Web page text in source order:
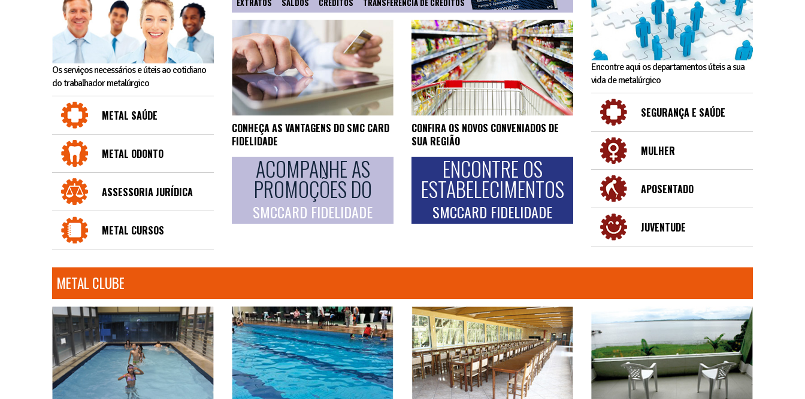
Os serviços necessários e úteis ao cotidiano
do trabalhador metalúrgico
METAL SAÚDE
METAL ODONTO
ASSESSORIA JURÍDICA
METAL CURSOS
CONHEÇA AS VANTAGENS DO SMC CARD
FIDELIDADE
ACOMPANHE AS
PROMOÇÕES DO
SMCCARD FIDELIDADE
CONFIRA OS NOVOS CONVENIADOS DE
SUA REGIÃO
ENCONTRE OS
ESTABELECIMENTOS
SMCCARD FIDELIDADE
Encontre aqui os departamentos úteis a sua
vida de metalúrgico
SEGURANÇA E SAÚDE
MULHER
APOSENTADO
JUVENTUDE
METAL CLUBE